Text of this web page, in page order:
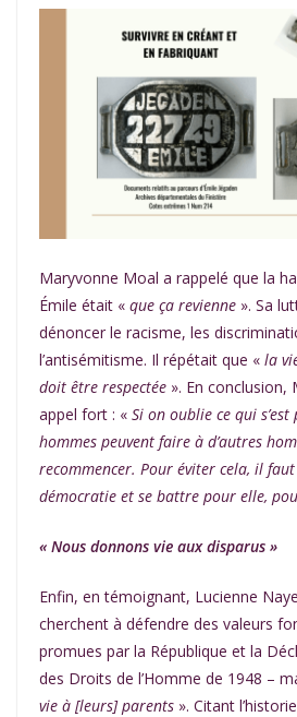
Maryvonne Moal a rappelé que la
Émile était « que ça revienne ». Sa
dénoncer le racisme, les
l’antisémitisme. Il répétait que « la
doit être respectée ». En conclusion,
appel fort : « Si on oublie ce qui s’est
hommes peuvent faire à d’autres
recommencer. Pour éviter cela, il
démocratie et se battre pour elle,
« Nous donnons vie aux disparus »
Enfin, en témoignant, Lucienne
cherchent à défendre des valeurs
promues par la République et la
des Droits de l’Homme de 1948 –
vie à [leurs] parents ». Citant